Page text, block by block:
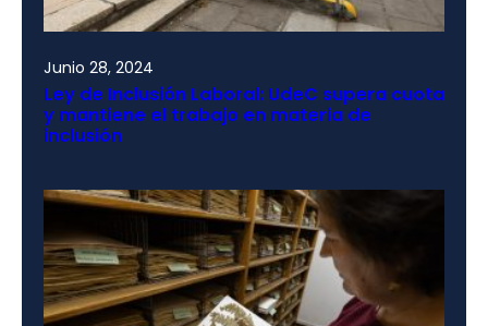
Junio 28, 2024
Ley de Inclusión Laboral: UdeC supera cuota
y mantiene el trabajo en materia de
inclusión